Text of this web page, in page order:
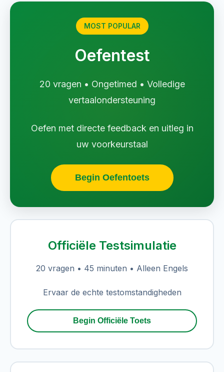
MOST POPULAR
Oefentest
20 vragen • Ongetimed • Volledige
vertaalondersteuning
Oefen met directe feedback en uitleg in
uw voorkeurstaal
Begin Oefentoets
Officiële Testsimulatie
20 vragen • 45 minuten • Alleen Engels
Ervaar de echte testomstandigheden
Begin Officiële Toets